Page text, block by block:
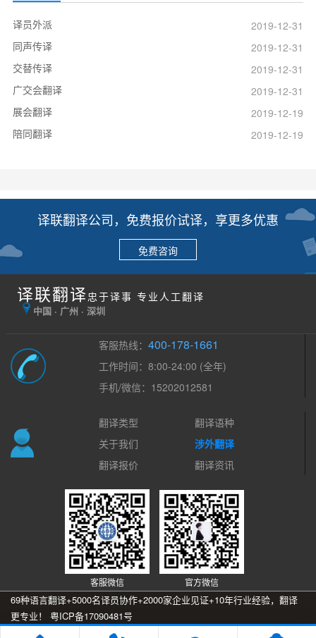
译员外派
2019-12-31
同声传译
2019-12-31
交替传译
2019-12-31
广交会翻译
2019-12-31
展会翻译
2019-12-19
陪同翻译
2019-12-19
译联翻译公司，免费报价试译，享更多优惠
免费咨询
译联翻译 忠于译事 专业人工翻译
中国 · 广州 · 深圳
客服热线：400-178-1661
工作时间：8:00-24:00 (全年)
手机/微信：15202012581
翻译类型
翻译语种
关于我们
涉外翻译
翻译报价
翻译资讯
客服微信 官方微信
69种语言翻译+5000名译员协作+2000家企业见证+10年行业经验，翻译
更专业！ 粤ICP备17090481号